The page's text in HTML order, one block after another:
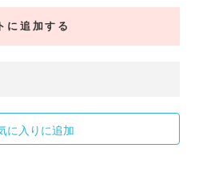
に追加する
に入りに追加